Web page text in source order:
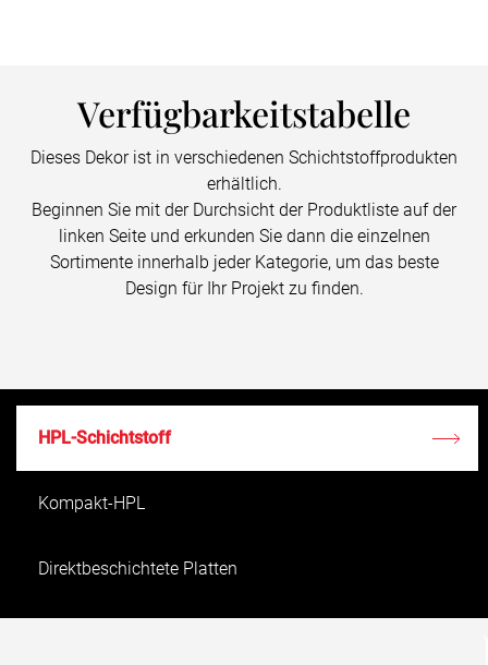
Verfügbarkeitstabelle
Dieses Dekor ist in verschiedenen Schichtstoffprodukten
erhältlich.
Beginnen Sie mit der Durchsicht der Produktliste auf der
linken Seite und erkunden Sie dann die einzelnen
Sortimente innerhalb jeder Kategorie, um das beste
Design für Ihr Projekt zu finden.
HPL-Schichtstoff
Kompakt-HPL
Direktbeschichtete Platten